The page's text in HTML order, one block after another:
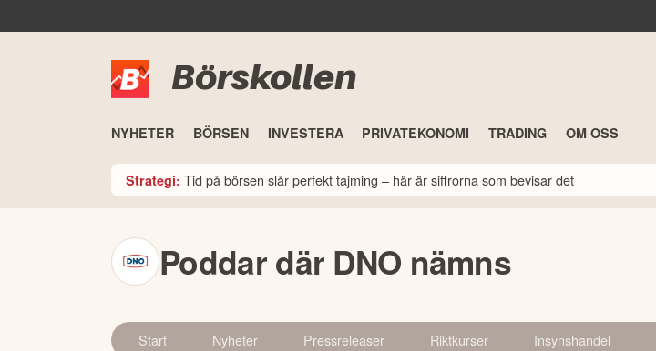
Börskollen
NYHETER BÖRSEN INVESTERA PRIVATEKONOMI TRADING OM OSS
Strategi: Tid på börsen slår perfekt tajming – här är siffrorna som bevisar det
Poddar där DNO nämns
Start Nyheter Pressreleaser Riktkurser Insynshandel